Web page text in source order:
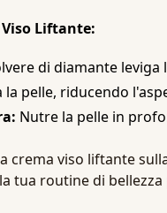
Liftante:
di diamante
la pelle, riducendo
Nutre la pelle in
crema viso liftante
tua routine di